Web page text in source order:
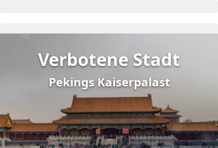
Verbotene Stadt
Pekings Kaiserpalast